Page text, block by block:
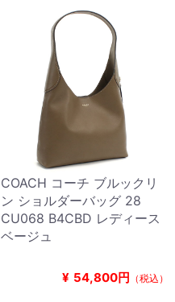
COACH コーチ ブルックリ
ン ショルダーバッグ 28
CU068 B4CBD レディース
ベージュ
¥ 54,800円 （税込）